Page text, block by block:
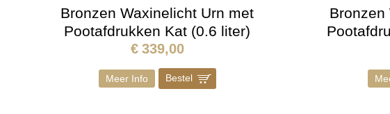
Bronzen Waxinelicht Urn met
Pootafdrukken Kat (0.6 liter)
€ 339,00
Meer Info Bestel ]
Bronzen